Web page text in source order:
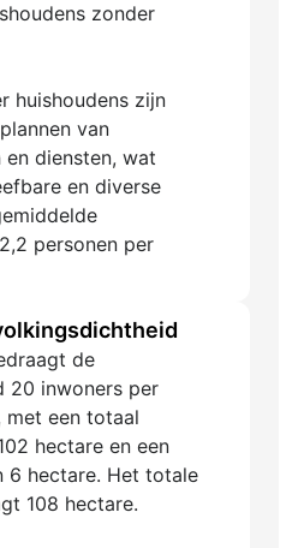
zonder
huishoudens zijn
van
diensten, wat
en diverse
personen per
de
20 inwoners per
met een totaal
hectare en een
6 hectare. Het totale
108 hectare.